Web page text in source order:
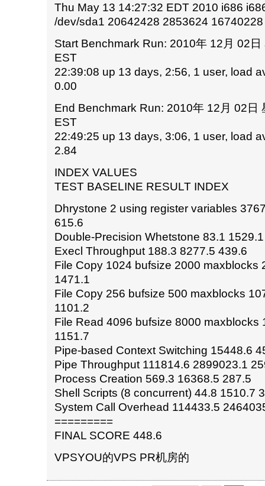
Thu May 13 14:27:32 EDT 2010 i686
/dev/sda1 20642428 2853624
Start Benchmark Run: 2010年 12月 02
EST
22:39:08 up 13 days, 2:56, 1 user, load
0.00
End Benchmark Run: 2010年 12月 02日
EST
22:49:25 up 13 days, 3:06, 1 user, load
2.84
INDEX VALUES
TEST BASELINE RESULT INDEX
Dhrystone 2 using register variables
615.6
Double-Precision Whetstone 83.1
Execl Throughput 188.3 8277.5 439.6
File Copy 1024 bufsize 2000 maxblocks
1471.1
File Copy 256 bufsize 500 maxblocks
1101.2
File Read 4096 bufsize 8000 maxblocks
1151.7
Pipe-based Context Switching 15448.6
Pipe Throughput 111814.6 2899023.1
Process Creation 569.3 16368.5 287.5
Shell Scripts (8 concurrent) 44.8 1510.7
System Call Overhead 114433.5
=========
FINAL SCORE 448.6
VPSYOU的VPS PR机房的